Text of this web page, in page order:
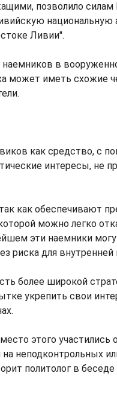
позволило
Ливии".
наемников в
может иметь схожие
как средство, с
интересы, не
как обеспечивают
можно легко
эти наемники
риска для внутренней
более широкой
укрепить свои
этого участились
неподконтрольных
политолог в беседе